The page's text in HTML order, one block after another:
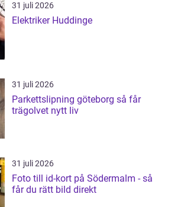
31 juli 2026
Elektriker Huddinge
31 juli 2026
Parkettslipning göteborg så får
trägolvet nytt liv
31 juli 2026
Foto till id-kort på Södermalm - så
får du rätt bild direkt